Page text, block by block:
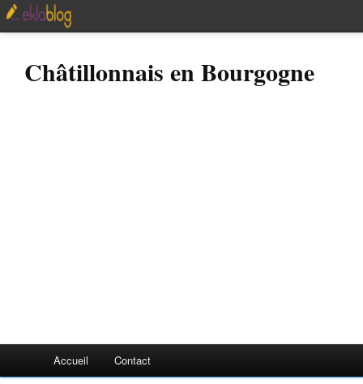
Châtillonnais en Bourgogne
Accueil Contact